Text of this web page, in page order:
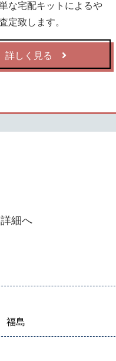
な宅配キットによるや
定致します。
詳しく見る
細へ
福島